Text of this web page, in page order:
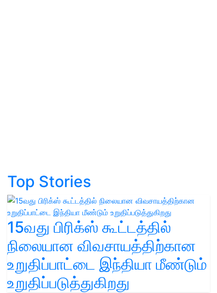
Top Stories
15வது பிரிக்ஸ் கூட்டத்தில்
நிலையான விவசாயத்திற்கான
உறுதிப்பாட்டை இந்தியா மீண்டும்
உறுதிப்படுத்துகிறது